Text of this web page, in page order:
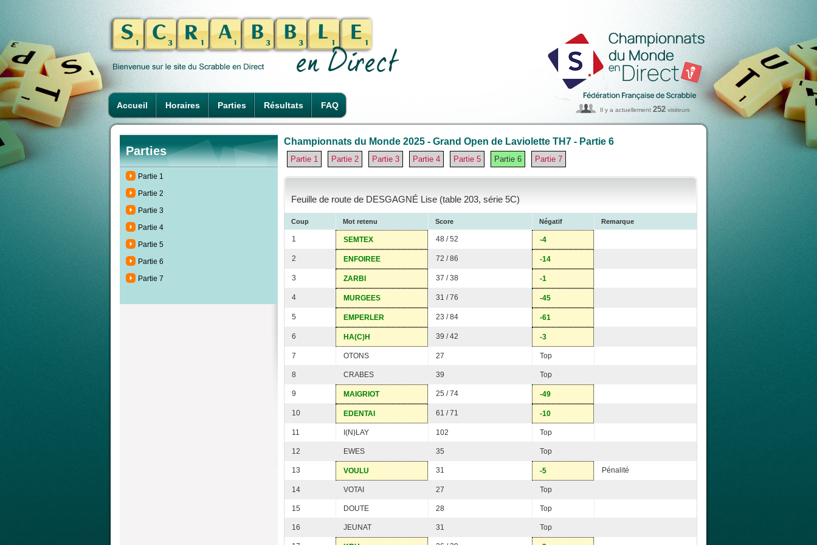
Accueil Horaires Parties Résultats FAQ Il y a actuellement 252 visiteurs
Parties
Partie 1
Partie 2
Partie 3
Partie 4
Partie 5
Partie 6
Partie 7
Championnats du Monde 2025 - Grand Open de Laviolette TH7 - Partie 6
Partie 1 Partie 2 Partie 3 Partie 4 Partie 5 Partie 6 Partie 7
Feuille de route de DESGAGNÉ Lise (table 203, série 5C)
Coup Mot retenu Score Négatif Remarque
1 SEMTEX 48 / 52 -4
2 ENFOIREE 72 / 86 -14
3 ZARBI 37 / 38 -1
4 MURGEES 31 / 76 -45
5 EMPERLER 23 / 84 -61
6 HA(C)H 39 / 42 -3
7 OTONS 27 Top
8 CRABES 39 Top
9 MAIGRIOT 25 / 74 -49
10 EDENTAI 61 / 71 -10
11 I(N)LAY 102 Top
12 EWES 35 Top
13 VOULU 31 -5 Pénalité
14 VOTAI 27 Top
15 DOUTE 28 Top
16 JEUNAT 31 Top